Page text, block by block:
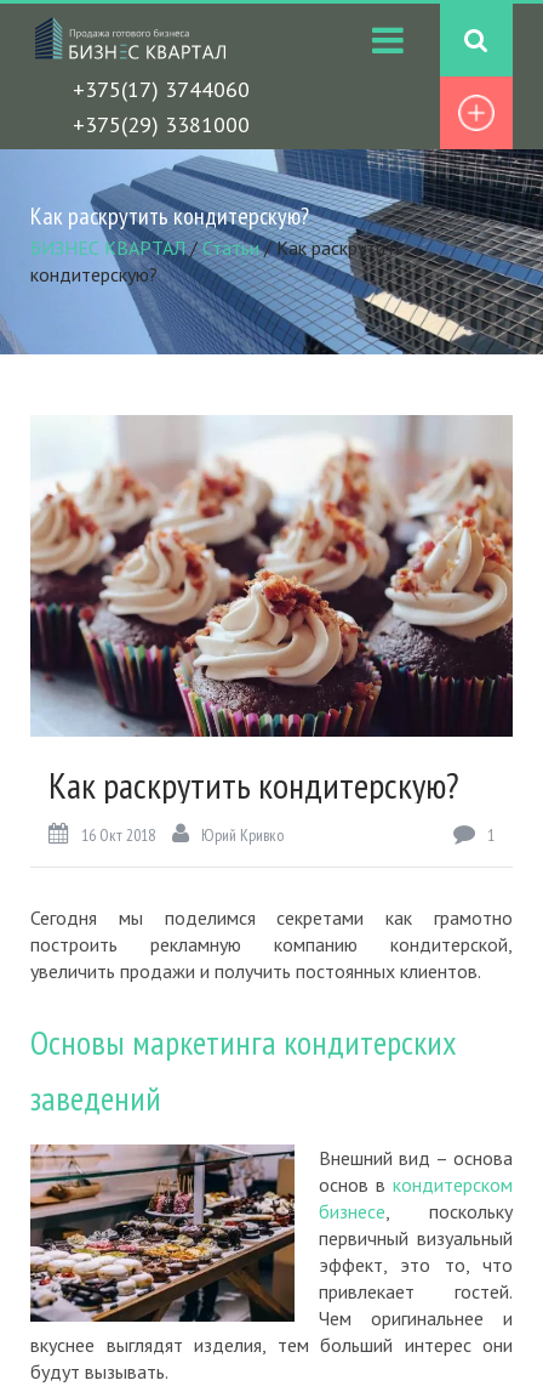
+375(17) 3744060
+375(29) 3381000
Как раскрутить кондитерскую?
БИЗНЕС КВАРТАЛ/Статьи/Как раскрутить
кондитерскую?
Как раскрутить кондитерскую?
16 Окт 2018 Юрий Кривко 1
Сегодня мы поделимся секретами как грамотно
построить рекламную компанию кондитерской,
увеличить продажи и получить постоянных клиентов.
Основы маркетинга кондитерских
заведений
Внешний вид – основа
основ в кондитерском
бизнесе, поскольку
первичный визуальный
эффект, это то, что
привлекает гостей.
Чем оригинальнее и
вкуснее выглядят изделия, тем больший интерес они
будут вызывать.